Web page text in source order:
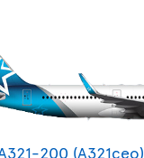
200 (A321ceo)